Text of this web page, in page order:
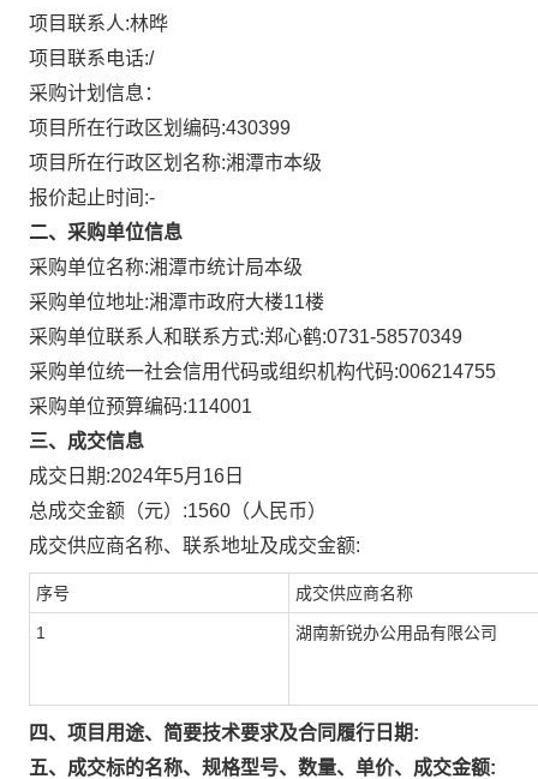
项目联系人:林晔
项目联系电话:/
采购计划信息：
项目所在行政区划编码:430399
项目所在行政区划名称:湘潭市本级
报价起止时间:-
二、采购单位信息
采购单位名称:湘潭市统计局本级
采购单位地址:湘潭市政府大楼11楼
采购单位联系人和联系方式:郑心鹤:0731-58570349
采购单位统一社会信用代码或组织机构代码:006214755
采购单位预算编码:114001
三、成交信息
成交日期:2024年5月16日
总成交金额（元）:1560 （人民币）
成交供应商名称、联系地址及成交金额:
序号 成交供应商名称
1 湖南新锐办公用品有限公司
四、项目用途、简要技术要求及合同履行日期:
五、成交标的名称、规格型号、数量、单价、成交金额: